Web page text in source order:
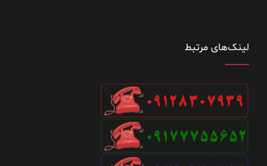
لینک‌های مرتبط